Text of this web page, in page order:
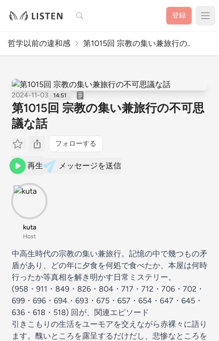
検索 登録
哲学以前の違和感 第1015回 宗教の集い兼旅行の..
2024-11-03 14:51
第1015回 宗教の集い兼旅行の不可思
議な話
フォローする
再生 メッセージを送信
kuta
Host
中高生時代の宗教の集い兼旅行。記憶の中で幾つもの矛
盾があり、どの年に夕食を何処で食べたか、本屋は何時
行ったか等真相を解き明かす日常ミステリー。
(958・911・849・826・804・717・712・706・702・
699・696・694・693・675・657・654・647・645・
636・618・518) 回が、関連エピソード
引きこもりの生活をユーモアを交えながら赤裸々に語り
ます。醜いところを露呈するだけだし、悲惨なところを